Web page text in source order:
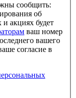
сообщить:
об
акциях будет
вашего
ваше согласие в